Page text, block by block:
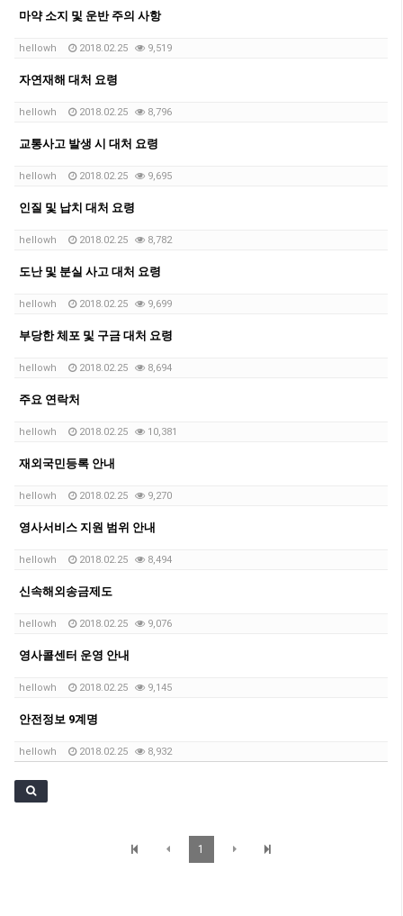
마약 소지 및 운반 주의 사항
hellowh 2018.02.25 9,519
자연재해 대처 요령
hellowh 2018.02.25 8,796
교통사고 발생 시 대처 요령
hellowh 2018.02.25 9,695
인질 및 납치 대처 요령
hellowh 2018.02.25 8,782
도난 및 분실 사고 대처 요령
hellowh 2018.02.25 9,699
부당한 체포 및 구금 대처 요령
hellowh 2018.02.25 8,694
주요 연락처
hellowh 2018.02.25 10,381
재외국민등록 안내
hellowh 2018.02.25 9,270
영사서비스 지원 범위 안내
hellowh 2018.02.25 8,494
신속해외송금제도
hellowh 2018.02.25 9,076
영사콜센터 운영 안내
hellowh 2018.02.25 9,145
안전정보 9계명
hellowh 2018.02.25 8,932
1